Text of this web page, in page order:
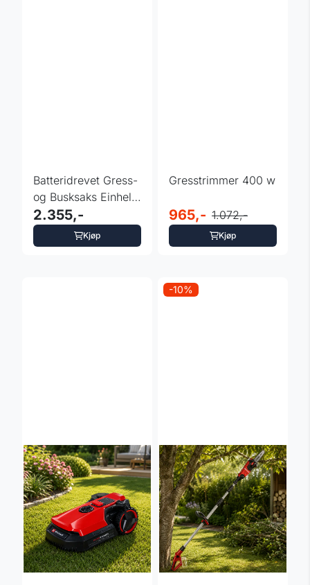
Batteridrevet Gress-
og Busksaks Einhell
GE-CG 18/100
2.355,-
Kjøp
Gresstrimmer 400 w
965,- 1.072,-
Kjøp
-10%